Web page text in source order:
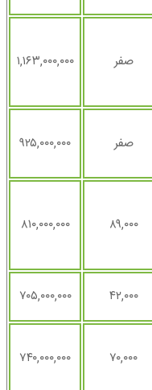
صفر ۱,۱۶۳,۰۰۰,۰۰۰
صفر ۹۲۵,۰۰۰,۰۰۰
۸۹,۰۰۰ ۸۱۰,۰۰۰,۰۰۰
۴۲,۰۰۰ ۷۰۵,۰۰۰,۰۰۰
۷۰,۰۰۰ ۷۴۰,۰۰۰,۰۰۰